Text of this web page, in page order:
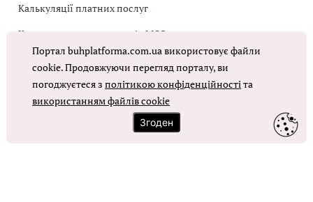
Калькуляції платних послуг
Коригувальна накладна від МОЗ
Оплата праці в КНП
ОТРИМАТИ ДОСТУП
Портал buhplatforma.com.ua використовує файли
cookie. Продовжуючи перегляд порталу, ви
погоджуєтеся зполітикою конфіденційностіта
використанням файлів cookie
Згоден